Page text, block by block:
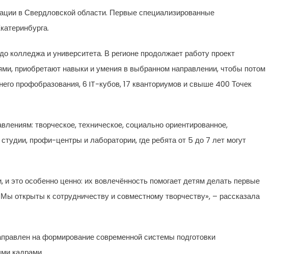
в Свердловской области. Первые специализированные
и университета. В регионе продолжает работу проект
приобретают навыки и умения в выбранном направлении, чтобы потом
профобразования, 6 IT-кубов, 17 кванториумов и свыше 400 Точек
творческое, техническое, социально ориентированное,
профи-центры и лаборатории, где ребята от 5 до 7 лет могут
это особенно ценно: их вовлечённость помогает детям делать первые
открыты к сотрудничеству и совместному творчеству», – рассказала
на формирование современной системы подготовки